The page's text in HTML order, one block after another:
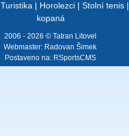
Turistika | Horolezci| Stolní tenis|
kopaná
2006 - 2026 © Tatran Litovel
Webmaster: Radovan Šimek
Postaveno na: RSportsCMS